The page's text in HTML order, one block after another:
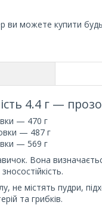
ви можете купити
4.4 г —
— 470 г
— 487 г
— 569 г
Вона
не містять пудри,
та грибків.